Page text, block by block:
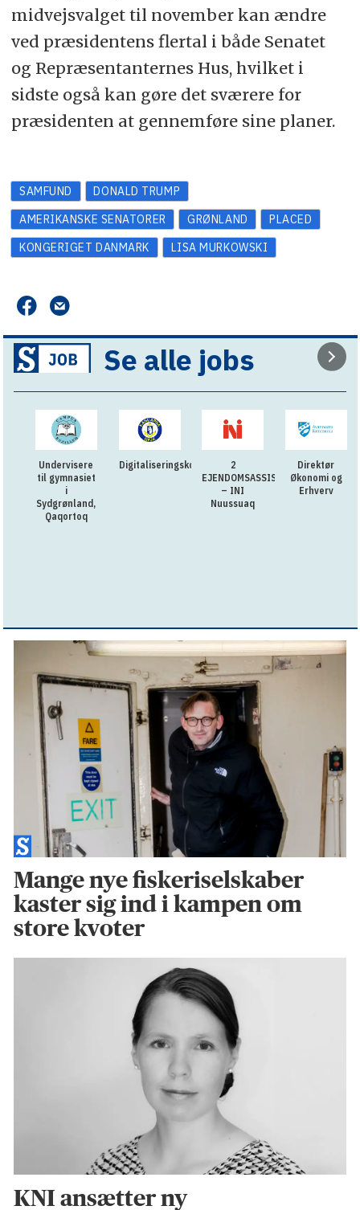
midvejsvalget til november kan ændre
ved præsidentens flertal i både Senatet
og Repræsentanternes Hus, hvilket i
sidste også kan gøre det sværere for
præsidenten at gennemføre sine planer.
SAMFUND
DONALD TRUMP
AMERIKANSKE SENATORER
GRØNLAND
PLACED
KONGERIGET DANMARK
LISA MURKOWSKI
Se alle jobs
Undervisere
til gymnasiet
i
Sydgrønland,
Qaqortoq
Digitaliseringskonsulent
2
EJENDOMSASSISTENTER
– INI
Nuussuaq
Direktør
Økonomi og
Erhverv
Mange nye fiskeriselskaber
kaster sig ind i kampen om
store kvoter
KNI ansætter ny